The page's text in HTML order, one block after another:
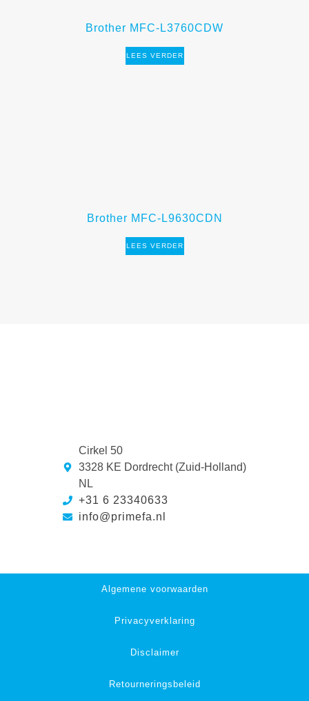
Brother MFC-L3760CDW
LEES VERDER
Brother MFC-L9630CDN
LEES VERDER
Cirkel 50
3328 KE Dordrecht (Zuid-Holland)
NL
+31 6 23340633
info@primefa.nl
Algemene voorwaarden
Privacyverklaring
Disclaimer
Retourneringsbeleid